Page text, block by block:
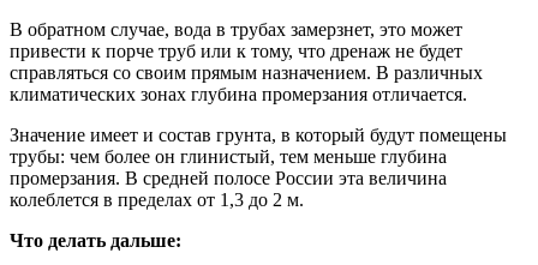
В обратном случае, вода в трубах замерзнет, это может
привести к порче труб или к тому, что дренаж не будет
справляться со своим прямым назначением. В различных
климатических зонах глубина промерзания отличается.
Значение имеет и состав грунта, в который будут помещены
трубы: чем более он глинистый, тем меньше глубина
промерзания. В средней полосе России эта величина
колеблется в пределах от 1,3 до 2 м.
Что делать дальше: